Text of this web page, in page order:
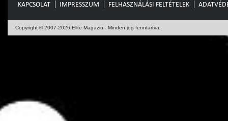
KAPCSOLAT IMPRESSZUM FELHASZNÁLÁSI FELTÉTELEK
Copyright © 2007-2026 Elite Magazin - Minden jog fenntartva.